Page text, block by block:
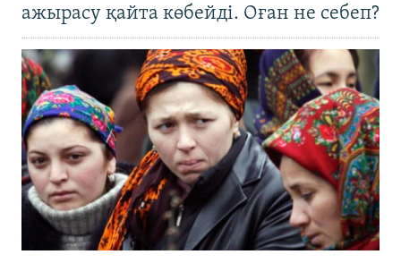
ажырасу қайта көбейді. Оған не себеп?